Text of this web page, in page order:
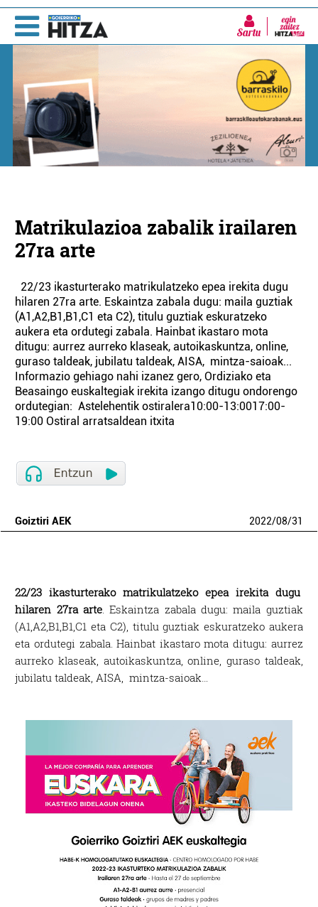
Sartu
Matrikulazioa zabalik irailaren
27ra arte
22/23 ikasturterako matrikulatzeko epea irekita dugu
hilaren 27ra arte. Eskaintza zabala dugu: maila guztiak
(A1,A2,B1,B1,C1 eta C2), titulu guztiak eskuratzeko
aukera eta ordutegi zabala. Hainbat ikastaro mota
ditugu: aurrez aurreko klaseak, autoikaskuntza, online,
guraso taldeak, jubilatu taldeak, AISA, mintza-saioak...
Informazio gehiago nahi izanez gero, Ordiziako eta
Beasaingo euskaltegiak irekita izango ditugu ondorengo
ordutegian: Astelehentik ostiralera10:00-13:0017:00-
19:00 Ostiral arratsaldean itxita
Goiztiri AEK 2022/08/31
22/23 ikasturterako matrikulatzeko epea irekita dugu
hilaren 27ra arte. Eskaintza zabala dugu: maila guztiak
(A1,A2,B1,B1,C1 eta C2), titulu guztiak eskuratzeko aukera
eta ordutegi zabala. Hainbat ikastaro mota ditugu: aurrez
aurreko klaseak, autoikaskuntza, online, guraso taldeak,
jubilatu taldeak, AISA, mintza-saioak…